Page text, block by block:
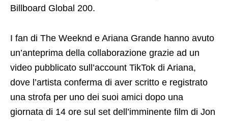
Billboard Global 200.
I fan di The Weeknd e Ariana Grande hanno avuto
un’anteprima della collaborazione grazie ad un
video pubblicato sull’account TikTok di Ariana,
dove l’artista conferma di aver scritto e registrato
una strofa per uno dei suoi amici dopo una
giornata di 14 ore sul set dell’imminente film di Jon